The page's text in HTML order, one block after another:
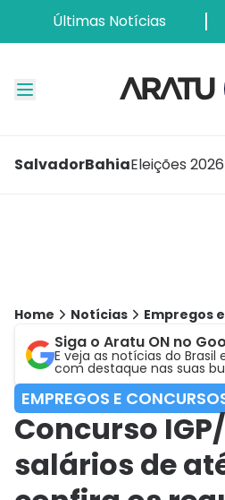
Últimas Notícias
SalvadorBahiaEleições 2026
Home Notícias Empregos
Siga o Aratu ON no
E veja as notícias do Brasil
com destaque nas suas
EMPREGOS E
Concurso
salários de